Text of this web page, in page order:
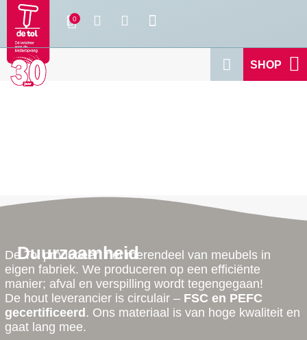
SHOP
Duurzaamheid
De Tol produceert het merendeel van meubels in
eigen fabriek. We produceren op een efficiënte
manier; afval en verspilling wordt tegengegaan!
De hout leverancier is circulair – FSC en PEFC
gecertificeerd . Ons materiaal is van hoge kwaliteit en
gaat lang mee.